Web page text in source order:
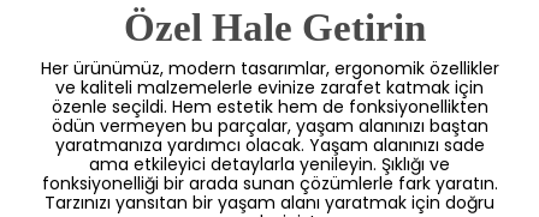
Özel Hale Getirin
Her ürünümüz, modern tasarımlar, ergonomik özellikler
ve kaliteli malzemelerle evinize zarafet katmak için
özenle seçildi. Hem estetik hem de fonksiyonellikten
ödün vermeyen bu parçalar, yaşam alanınızı baştan
yaratmanıza yardımcı olacak. Yaşam alanınızı sade
ama etkileyici detaylarla yenileyin. Şıklığı ve
fonksiyonelliği bir arada sunan çözümlerle fark yaratın.
Tarzınızı yansıtan bir yaşam alanı yaratmak için doğru